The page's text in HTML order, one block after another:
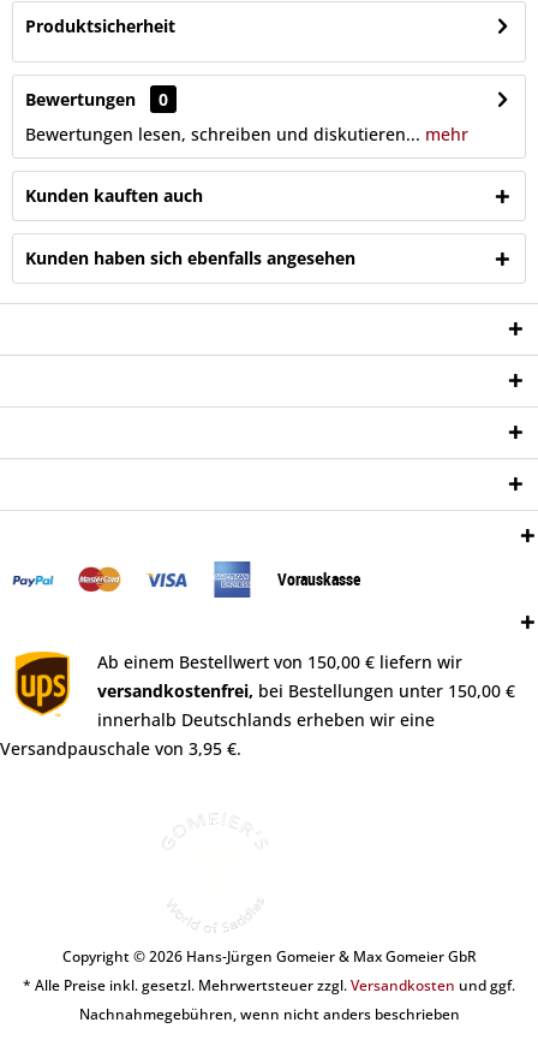
Produktsicherheit
Bewertungen
0
Bewertungen lesen, schreiben und diskutieren... mehr
Kunden kauften auch
Kunden haben sich ebenfalls angesehen
Vorauskasse
Ab einem Bestellwert von 150,00 € liefern wir
versandkostenfrei, bei Bestellungen unter 150,00 €
innerhalb Deutschlands erheben wir eine
Versandpauschale von 3,95 €.
Copyright © 2026 Hans-Jürgen Gomeier & Max Gomeier GbR
* Alle Preise inkl. gesetzl. Mehrwertsteuer zzgl.Versandkosten und ggf.
Nachnahmegebühren, wenn nicht anders beschrieben